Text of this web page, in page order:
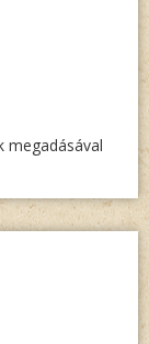
megadásával